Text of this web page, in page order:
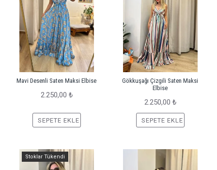
Mavi Desenli Saten Maksi Elbise
2.250,00 ₺
SEPETE EKLE
Gökkuşağı Çizgili Saten Maksi
Elbise
2.250,00 ₺
SEPETE EKLE
Stoklar Tükendi